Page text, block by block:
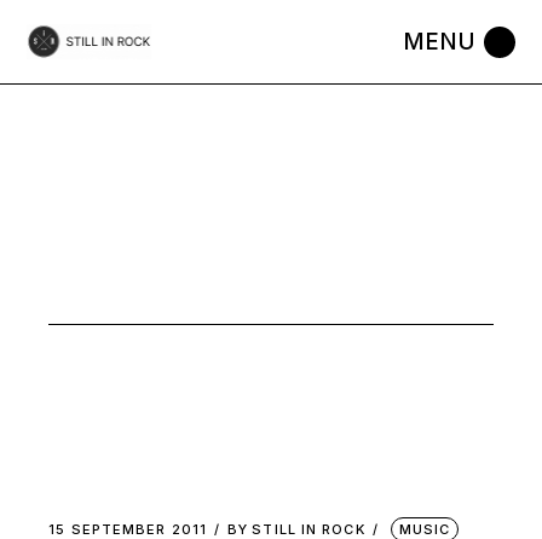
the
15 SEPTEMBER 2011 BY STILL IN ROCK MUSIC